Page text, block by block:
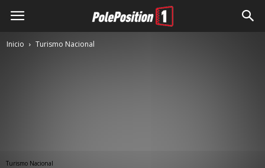
Inicio Turismo Nacional
Turismo Nacional